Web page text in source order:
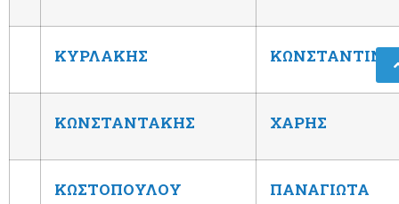
ΚΥΡΛΑΚΗΣ
ΚΩΝΣΤΑΝΤΑΚΗΣ ΧΑΡΗΣ
ΚΩΣΤΟΠΟΥΛΟΥ ΠΑΝΑΓΙΩΤΑ